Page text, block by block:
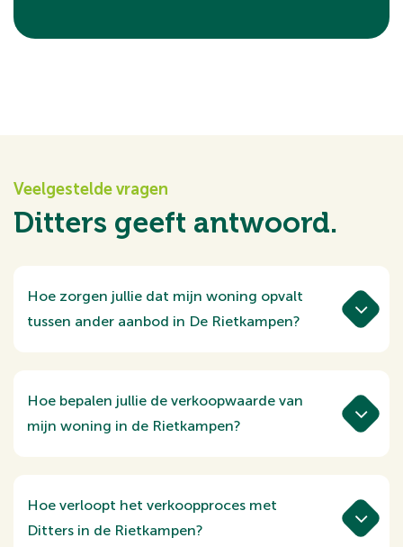
Veelgestelde vragen
Ditters geeft antwoord.
Hoe zorgen jullie dat mijn woning opvalt
tussen ander aanbod in De Rietkampen?
online campagnes. Door zoekgedrag en
interessepatronen te analyseren, richten
zorgen we dat de sterke punten van zowel
de woning als de wijk duidelijk naar voren
Hoe bepalen jullie de verkoopwaarde van
mijn woning in de Rietkampen?
vergelijkbaar type, bouwjaar en ligging.
Daarbij kijken we naar woonoppervlakte,
Hoe verloopt het verkoopproces met
Ditters in de Rietkampen?